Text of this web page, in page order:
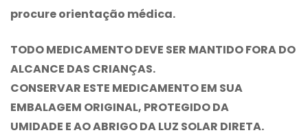
procure orientação médica.
TODO MEDICAMENTO DEVE SER MANTIDO FORA DO
ALCANCE DAS CRIANÇAS.
CONSERVAR ESTE MEDICAMENTO EM SUA
EMBALAGEM ORIGINAL, PROTEGIDO DA
UMIDADE E AO ABRIGO DA LUZ SOLAR DIRETA.